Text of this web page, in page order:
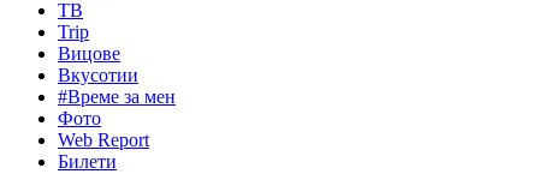
ТВ
Trip
Вицове
Вкусотии
#Време за мен
Фото
Web Report
Билети